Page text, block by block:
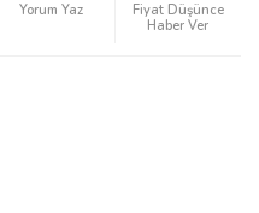
Yorum Yaz
Fiyat Düşünce
Haber Ver